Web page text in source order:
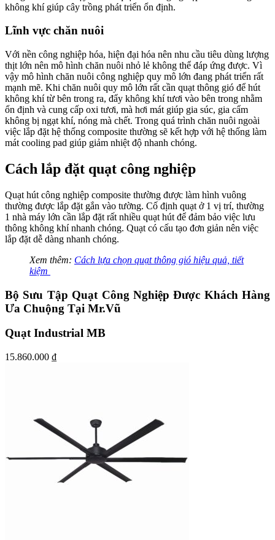
không khí giúp cây trồng phát triển ổn định.
Lĩnh vực chăn nuôi
Với nền công nghiệp hóa, hiện đại hóa nên nhu cầu tiêu dùng lượng
thịt lớn nên mô hình chăn nuôi nhỏ lẻ không thể đáp ứng được. Vì
vậy mô hình chăn nuôi công nghiệp quy mô lớn đang phát triển rất
mạnh mẽ. Khi chăn nuôi quy mô lớn rất cần quạt thông gió để hút
không khí từ bên trong ra, đẩy không khí tươi vào bên trong nhằm
ổn định và cung cấp oxi tươi, mà hơi mát giúp gia súc, gia cẩm
không bị ngạt khí, nóng mà chết. Trong quá trình chăn nuôi ngoài
việc lắp đặt hệ thống composite thường sẽ kết hợp với hệ thống làm
mát cooling pad giúp giảm nhiệt độ nhanh chóng.
Cách lắp đặt quạt công nghiệp
Quạt hút công nghiệp composite thường được làm hình vuông
thường được lắp đặt gắn vào tường. Cố định quạt ở 1 vị trí, thường
1 nhà máy lớn cần lắp đặt rất nhiều quạt hút để đảm bảo việc lưu
thông không khí nhanh chóng. Quạt có cấu tạo đơn giản nên việc
lắp đặt dễ dàng nhanh chóng.
Xem thêm: Cách lựa chọn quạt thông gió hiệu quả, tiết
kiệm
Bộ Sưu Tập Quạt Công Nghiệp Được Khách Hàng
Ưa Chuộng Tại Mr.Vũ
Quạt Industrial MB
15.860.000 ₫